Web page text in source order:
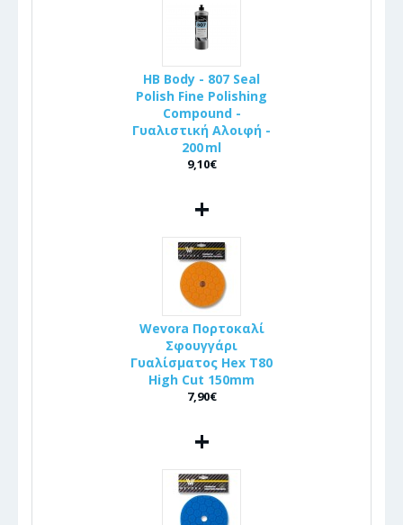
HB Body - 807 Seal
Polish Fine Polishing
Compound -
Γυαλιστική Αλοιφή -
200 ml
9,10€
+
Wevora Πορτοκαλί
Σφουγγάρι
Γυαλίσματος Hex T80
High Cut 150mm
7,90€
+